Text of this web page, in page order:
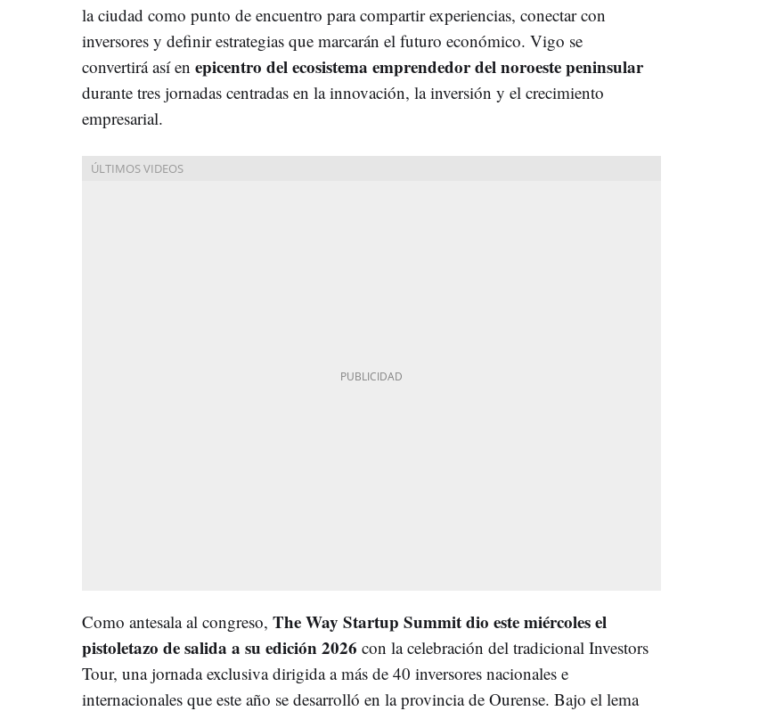
la ciudad como punto de encuentro para compartir experiencias, conectar con
inversores y definir estrategias que marcarán el futuro económico. Vigo se
convertirá así en epicentro del ecosistema emprendedor del noroeste peninsular
durante tres jornadas centradas en la innovación, la inversión y el crecimiento
empresarial.
Como antesala al congreso, The Way Startup Summit dio este miércoles el
pistoletazo de salida a su edición 2026 con la celebración del tradicional Investors
Tour, una jornada exclusiva dirigida a más de 40 inversores nacionales e
internacionales que este año se desarrolló en la provincia de Ourense. Bajo el lema